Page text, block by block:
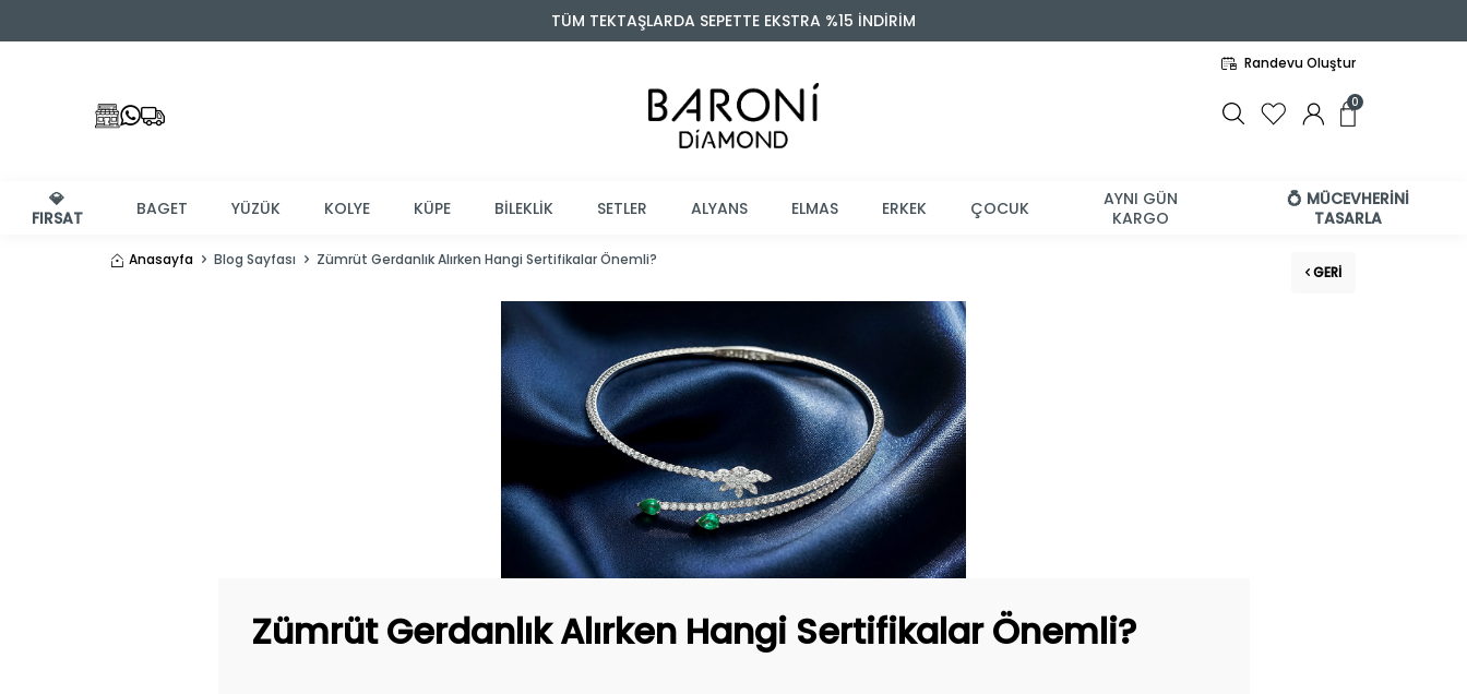
TÜM TEKTAŞLARDA SEPETTE EKSTRA %15 İNDİRİM
Randevu Oluştur
0
💎
FIRSAT
BAGET YÜZÜK KOLYE KÜPE BİLEKLİK SETLER ALYANS ELMAS ERKEK ÇOCUK
AYNI GÜN
KARGO
💍 MÜCEVHERİNİ
TASARLA
Anasayfa Blog Sayfası Zümrüt Gerdanlık Alırken Hangi Sertifikalar Önemli?
GERI
Zümrüt Gerdanlık Alırken Hangi Sertifikalar Önemli?